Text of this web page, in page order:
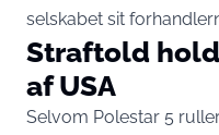
selskabet sit
Straftold
af USA
Selvom Polestar 5